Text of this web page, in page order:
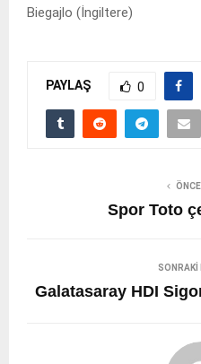
Biegajlo (İngiltere)
PAYLAŞ 0
Spor Toto
SONRAKI
Galatasaray HDI